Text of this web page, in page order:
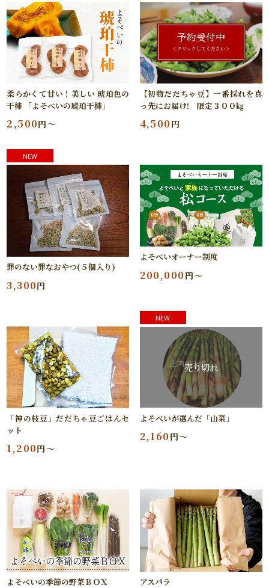
柔らかくて甘い！美しい 琥珀色の
干柿 「よそべいの琥珀干柿」
2,500円～
予約受付中
＜クリックしてください＞
【初物だだちゃ豆】一番採れを真
っ先にお届け! 限定３００㎏
4,500円
NEW
罪のない罪なおやつ(５個入り)
3,300円
よそべいオーナー制度
200,000円～
「神の枝豆」だだちゃ豆ごはんセ
ット
1,200円～
NEW
売り切れ
よそべいが選んだ「山菜」
2,160円～
よそべいの季節の野菜ＢＯＸ アスパラ